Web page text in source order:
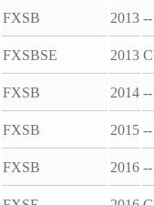
FXSB 2013 --
FXSBSE 2013
FXSB 2014 --
FXSB 2015 --
FXSB 2016 --